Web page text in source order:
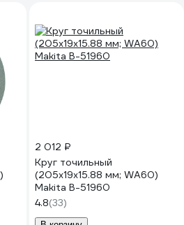
2 012 ₽
Круг точильный
(205x19x15.88 мм; WA60)
Makita B-51960
4.8(33)